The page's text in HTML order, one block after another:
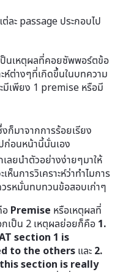
ป็นเหตุผลที่คอยซัพพอร์ตข้อ
ห์ต่างๆที่เกิดขึ้นในบทความ
มีเพียง 1 premise หรือมี
ก็มาจากการร้อยเรียง
ก่อนหน้านี้นั่นเอง
ยนำตัวอย่างง่ายๆมาให้
นการวิเคราะห์ว่าทำไมการ
รหมั่นทบทวนข้อสอบเก่าๆ
อ Premise หรือเหตุผลที่
เป็น 2 เหตุผลย่อยก็คือ 1.
section 1 is
to the others และ 2.
section is really